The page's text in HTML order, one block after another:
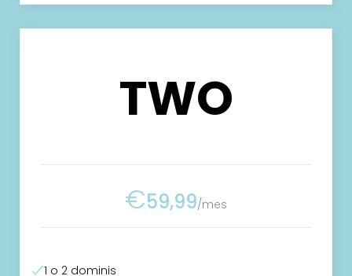
TWO
€59,99/mes
1 o 2 dominis